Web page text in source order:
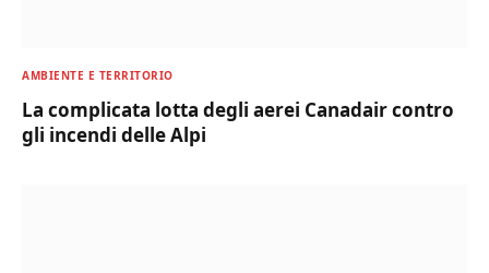
AMBIENTE E TERRITORIO
La complicata lotta degli aerei Canadair contro
gli incendi delle Alpi